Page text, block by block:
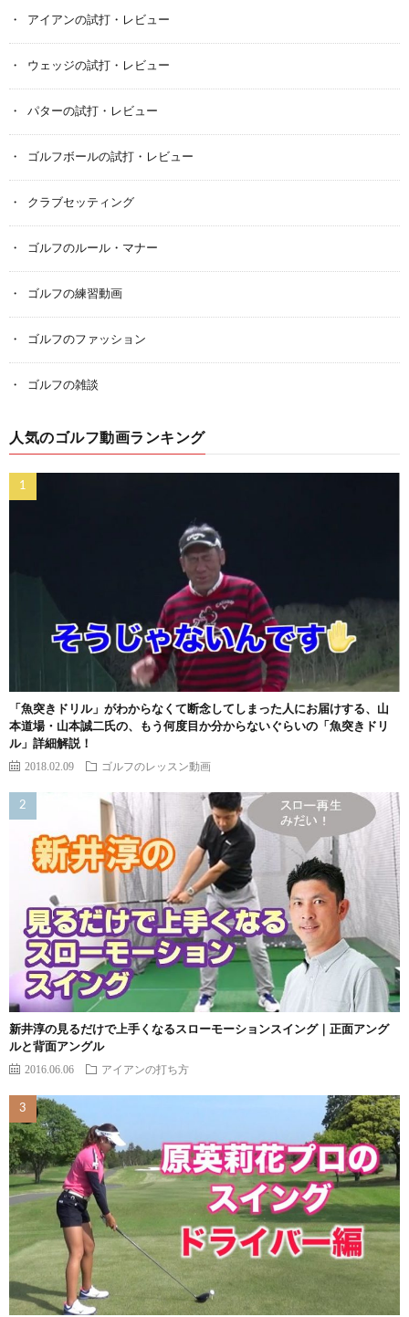
アイアンの試打・レビュー
ウェッジの試打・レビュー
パターの試打・レビュー
ゴルフボールの試打・レビュー
クラブセッティング
ゴルフのルール・マナー
ゴルフの練習動画
ゴルフのファッション
ゴルフの雑談
人気のゴルフ動画ランキング
「魚突きドリル」がわからなくて断念してしまった人にお届けする、山
本道場・山本誠二氏の、もう何度目か分からないぐらいの「魚突きドリ
ル」詳細解説！
2018.02.09 ゴルフのレッスン動画
新井淳の見るだけで上手くなるスローモーションスイング｜正面アング
ルと背面アングル
2016.06.06 アイアンの打ち方